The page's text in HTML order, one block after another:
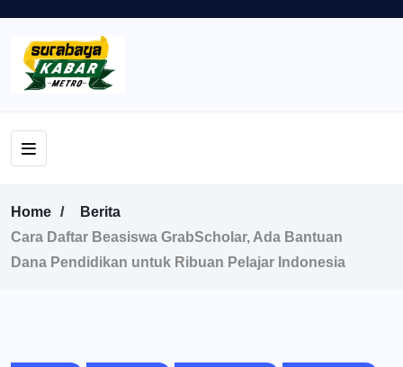
Home
Berita
Cara Daftar Beasiswa GrabScholar, Ada Bantuan
Dana Pendidikan untuk Ribuan Pelajar Indonesia